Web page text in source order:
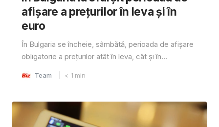
afișare a prețurilor în ​​leva și în
euro
În Bulgaria se încheie, sâmbătă, perioada de afișare
obligatorie a prețurilor atât în ​​leva, cât și în...
Team < 1 min